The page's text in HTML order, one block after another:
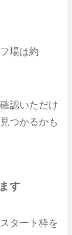
場は約
認いただけ
つかるかも
す
タート枠を